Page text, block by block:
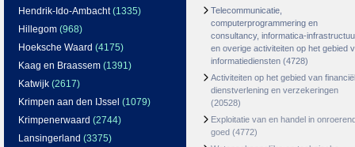
Hendrik-Ido-Ambacht(1335)
Hillegom (968)
Hoeksche Waard (4175)
Kaag en Braassem (1391)
Katwijk (2617)
Krimpen aan den IJssel (1079)
Krimpenerwaard (2744)
Lansingerland (3375)
Telecommunicatie,
computerprogrammering en
consultancy, informatica-
en overige activiteiten op het gebied
informatiediensten (4728)
Activiteiten op het gebied van
dienstverlening en verzekeringen
(20528)
Exploitatie van en handel in
goed (4772)